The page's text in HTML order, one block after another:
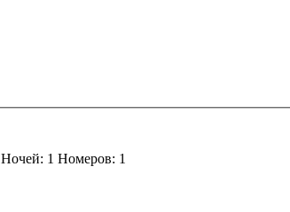
Ночей: 1 Номеров: 1